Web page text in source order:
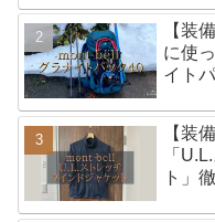
【装
に使
イト
【装
「
ト」